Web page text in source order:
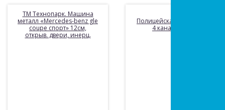
ТМ Технопарк. Машина
металл «Mercedes-benz gle
coupe спорт» 12см,
открыв. двери, инерц.
Полицейская машина р/у,
4 канала, эл.пит